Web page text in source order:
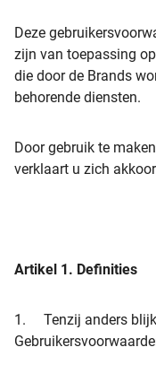
Deze
zijn van toepassing
die door de Brands
behorende diensten.
Door gebruik te
verklaart u zich
Artikel 1. Definities
1. Tenzij anders